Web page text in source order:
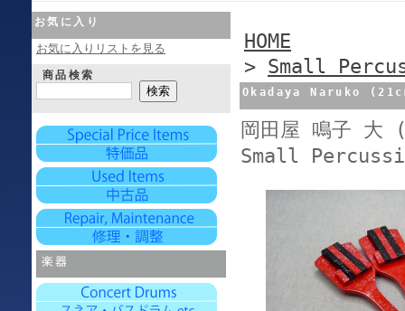
お気に入り
お気に入りリストを見る
商品検索
HOME
> Small
Okadaya Naruko
岡田屋 鳴子 大
Small